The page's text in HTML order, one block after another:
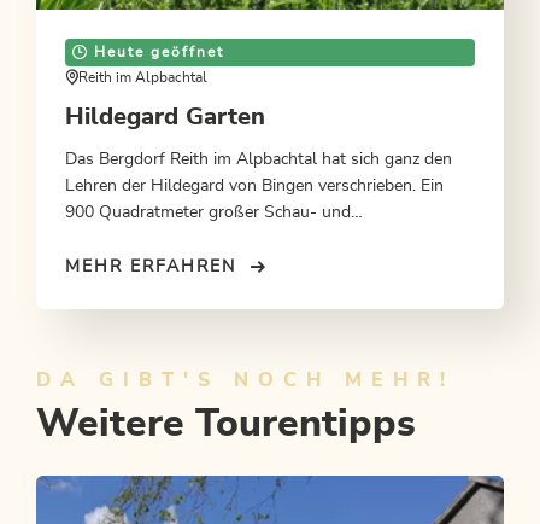
Heute geöffnet
Reith im Alpbachtal
Hildegard Garten
Das Bergdorf Reith im Alpbachtal hat sich ganz den
Lehren der Hildegard von Bingen verschrieben. Ein
900 Quadratmeter großer Schau- und
Wissen und Erholung.
MEHR ERFAHREN
DA GIBT'S NOCH MEHR!
Weitere Tourentipps